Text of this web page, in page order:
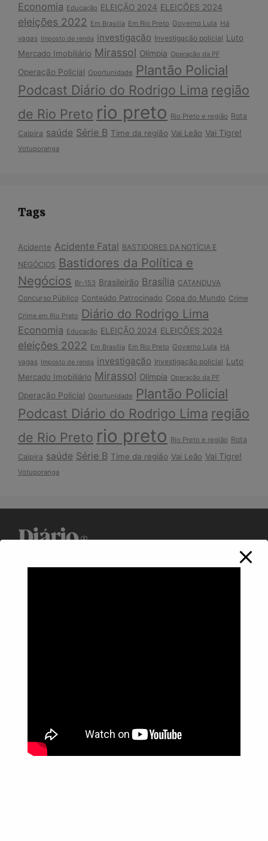
Economia Educação ELEIÇÃO 2024 ELEIÇÕES 2024
eleições 2022 Em Brasília Em Rio Preto Governo Lula Há
vagas
Imposto de renda investigação Investigação policial Luto
Mercado Imobiliário Mirassol Olímpia Operação da PF
Operação Policial Oportunidade Plantão Policial
Podcast Diário do Rodrigo Lima região
de Rio Preto rio preto Rio Preto e região Rota
Caipira saúde Série B Time da região Vai Leão Vai Tigre!
Votuporanga
Tags
Acidente Acidente Fatal BASTIDORES DA NOTÍCIA E
NEGÓCIOS Bastidores da Política e
Negócios Br-153 Brasileirão Brasília CATANDUVA
Concurso Público Conteúdo Patrocinado Copa do Mundo Crime
Crime em Rio Preto Diário do Rodrigo Lima
Economia Educação ELEIÇÃO 2024 ELEIÇÕES 2024
eleições 2022 Em Brasília Em Rio Preto Governo Lula Há
vagas
Imposto de renda investigação Investigação policial Luto
Mercado Imobiliário Mirassol Olímpia Operação da PF
Operação Policial Oportunidade Plantão Policial
Podcast Diário do Rodrigo Lima região
de Rio Preto rio preto Rio Preto e região Rota
Caipira saúde Série B Time da região Vai Leão Vai Tigre!
Votuporanga
WhatsApp: (17) 99268-0565